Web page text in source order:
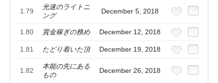
1.79
光速のライトニ
ング
December 5, 2018
1.80 賞金稼ぎの務め December 12, 2018
1.81 たどり着いた頂 December 19, 2018
1.82
本能の先にある
もの
December 26, 2018